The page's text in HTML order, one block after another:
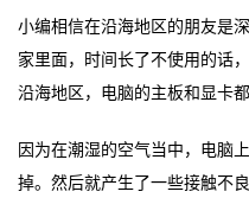
小编相信在沿海地区的朋友是
家里面，时间长了不使用的话
沿海地区，电脑的主板和显卡
因为在潮湿的空气当中，电脑
掉。然后就产生了一些接触不良